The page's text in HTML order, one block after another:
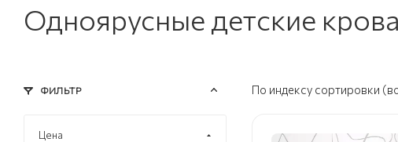
Одноярусные детские
По индексу сортировки
ФИЛЬТР
Цена